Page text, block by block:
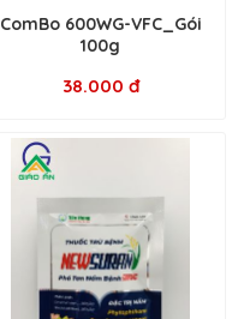
ComBo 600WG-VFC_Gói
100g
38.000 đ